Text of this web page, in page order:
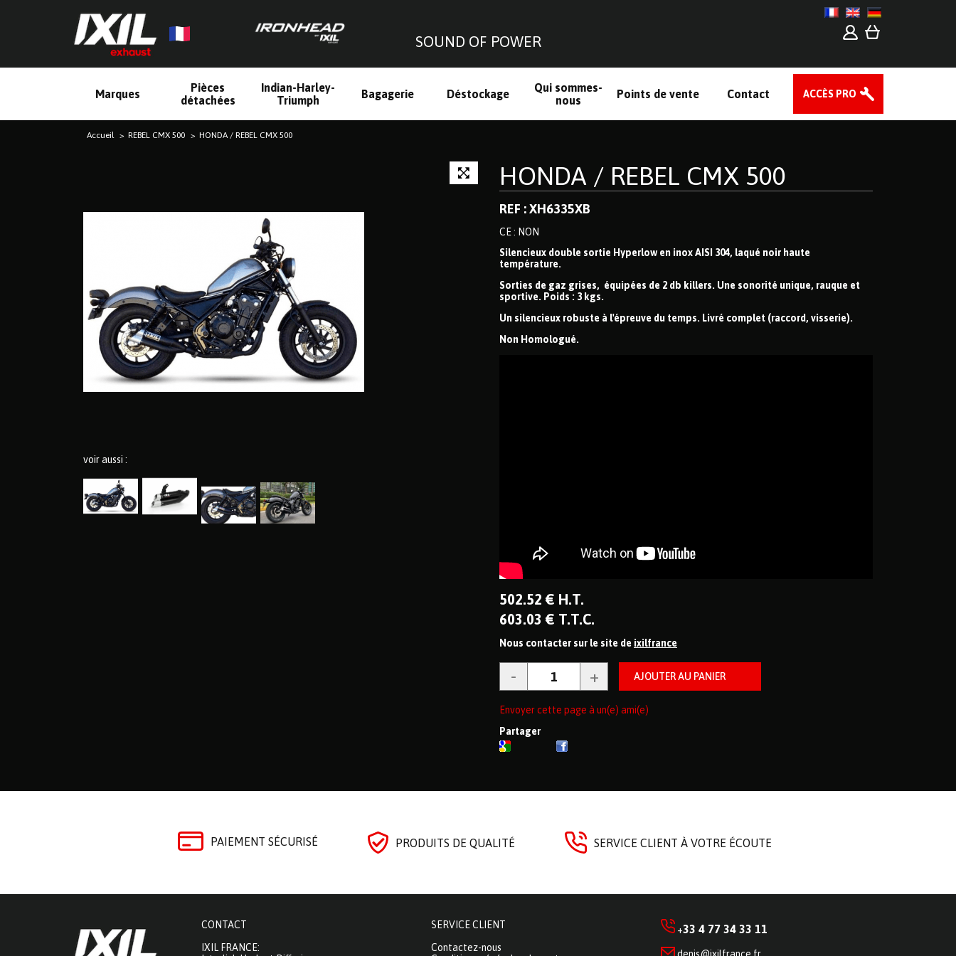
SOUND OF POWER
Marques
Pièces
détachées
Indian-Harley-
Triumph
Bagagerie Déstockage
Qui sommes-
nous
Points de vente Contact ACCÈS PRO
Accueil REBEL CMX 500 HONDA / REBEL CMX 500
voir aussi :
HONDA / REBEL CMX 500
REF : XH6335XB
CE : NON
Silencieux double sortie Hyperlow en inox AISI 304, laqué noir haute
température.
Sorties de gaz grises, équipées de 2 db killers. Une sonorité unique, rauque et
sportive. Poids : 3 kgs.
Un silencieux robuste à l'épreuve du temps. Livré complet (raccord, visserie).
Non Homologué.
502.52 € H.T.
603.03 € T.T.C.
Nous contacter sur le site de ixilfrance
Envoyer cette page à un(e) ami(e)
Partager
PAIEMENT SÉCURISÉ PRODUITS DE QUALITÉ SERVICE CLIENT À VOTRE ÉCOUTE
CONTACT
IXIL FRANCE:
SERVICE CLIENT
Contactez-nous
+33 4 77 34 33 11